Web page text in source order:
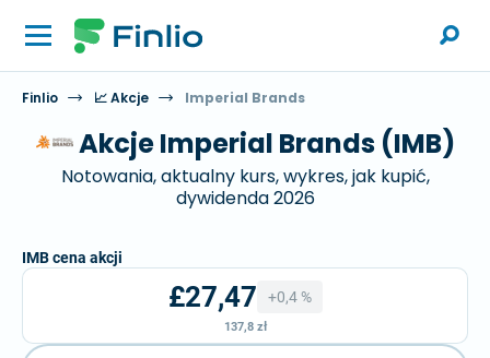
Finlio 📈 Akcje Imperial Brands
Akcje Imperial Brands (IMB)
Notowania, aktualny kurs, wykres, jak kupić,
dywidenda 2026
IMB cena akcji
£27,47 +0,4 %
137,8 zł